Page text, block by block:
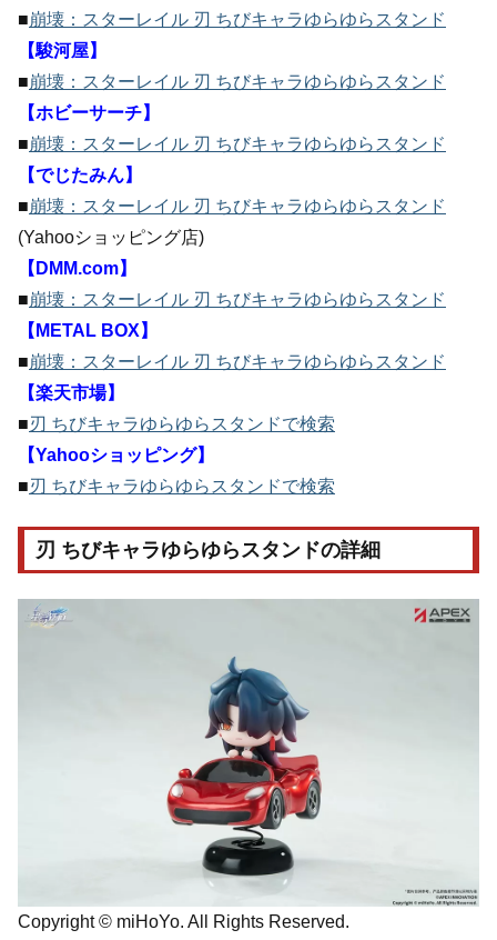
■崩壊：スターレイル 刃 ちびキャラゆらゆらスタンド
【駿河屋】
■崩壊：スターレイル 刃 ちびキャラゆらゆらスタンド
【ホビーサーチ】
■崩壊：スターレイル 刃 ちびキャラゆらゆらスタンド
【でじたみん】
■崩壊：スターレイル 刃 ちびキャラゆらゆらスタンド
(Yahooショッピング店)
【DMM.com】
■崩壊：スターレイル 刃 ちびキャラゆらゆらスタンド
【METAL BOX】
■崩壊：スターレイル 刃 ちびキャラゆらゆらスタンド
【楽天市場】
■刃 ちびキャラゆらゆらスタンドで検索
【Yahooショッピング】
■刃 ちびキャラゆらゆらスタンドで検索
刃 ちびキャラゆらゆらスタンドの詳細
Copyright © miHoYo. All Rights Reserved.